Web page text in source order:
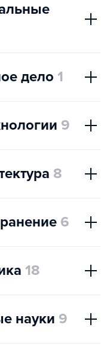
дело 1
9
8
6
18
науки 9